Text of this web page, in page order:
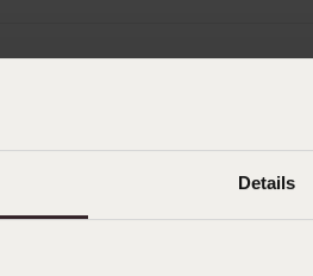
Details